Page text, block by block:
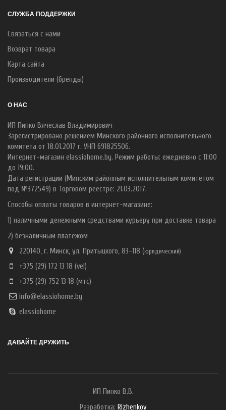
СЛУЖБА ПОДДЕРЖКИ
Связаться с нами
Возврат товара
Карта сайта
Производители (бренды)
О НАС
ИП Пипко Вячеслав Владимирович
Зарегистрировано решением Минского районного исполнительного
комитета от 18.01.2017 г. УНП 691825506.
Интернет-магазин elassiohome.by. Режим работы: ежедневно с 11:00
до 19:00.
Дата регистрации (Минским районным исполнительным комитетом
под №372549) в Торговом реестре: 21.03.2017.
Способы оплаты товаров в интернет-магазине:
1) наличными денежными средствами курьеру при доставке товара
2) безналичным платежом
220140, г. Минск, ул. Притыцкого, 83-118 (юридический)
+375 (29) 172 13 18 (vel)
+375 (29) 752 13 18 (мтс)
info@elassiohome.by
elassiohome
ДАВАЙТЕ ДРУЖИТЬ
ИП Пипко В.В.
Разработка: Rizhenkov